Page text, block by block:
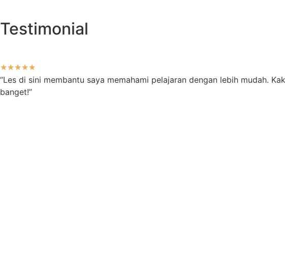
Testimonial
★★★★★
“Les di sini membantu saya memahami pelajaran dengan lebih mudah.
banget!”